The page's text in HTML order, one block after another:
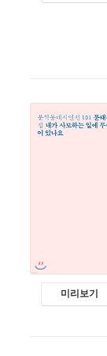
미리보기